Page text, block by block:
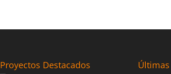
Proyectos Destacados